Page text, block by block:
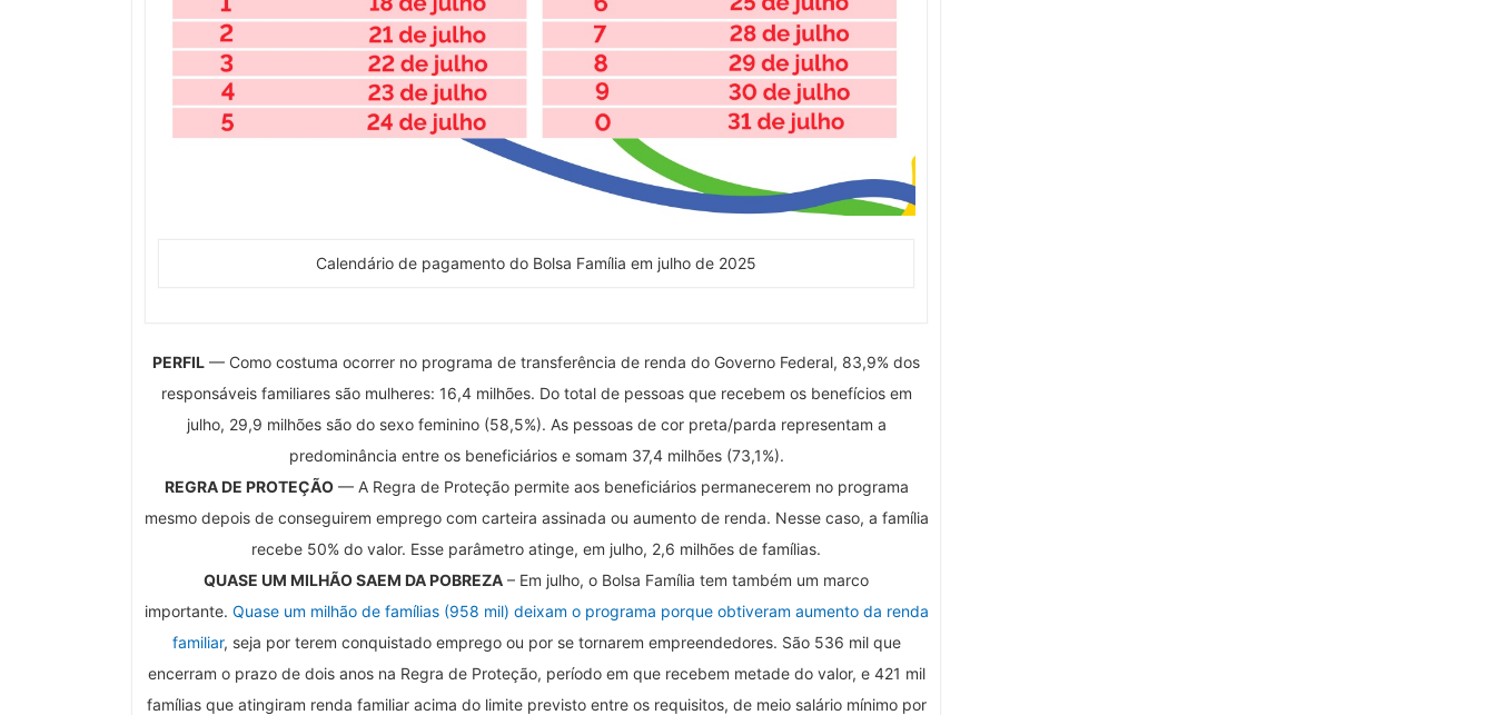
Calendário de pagamento do Bolsa Família em julho de 2025
PERFIL — Como costuma ocorrer no programa de transferência de renda do Governo Federal, 83,9% dos
responsáveis familiares são mulheres: 16,4 milhões. Do total de pessoas que recebem os benefícios em
julho, 29,9 milhões são do sexo feminino (58,5%). As pessoas de cor preta/parda representam a
predominância entre os beneficiários e somam 37,4 milhões (73,1%).
REGRA DE PROTEÇÃO— A Regra de Proteção permite aos beneficiários permanecerem no programa
mesmo depois de conseguirem emprego com carteira assinada ou aumento de renda. Nesse caso, a família
recebe 50% do valor. Esse parâmetro atinge, em julho, 2,6 milhões de famílias.
QUASE UM MILHÃO SAEM DA POBREZA – Em julho, o Bolsa Família tem também um marco
importante. Quase um milhão de famílias (958 mil) deixam o programa porque obtiveram aumento da renda
familiar, seja por terem conquistado emprego ou por se tornarem empreendedores. São 536 mil que
encerram o prazo de dois anos na Regra de Proteção, período em que recebem metade do valor, e 421 mil
famílias que atingiram renda familiar acima do limite previsto entre os requisitos, de meio salário mínimo por